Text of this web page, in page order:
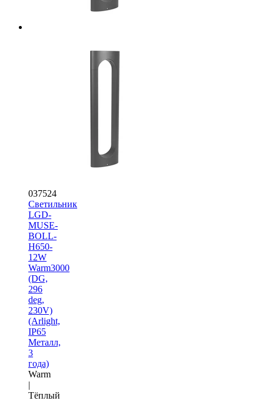
037524
Светильник
LGD-
MUSE-
BOLL-
H650-
12W
Warm3000
(DG,
296
deg,
230V)
(Arlight,
IP65
Металл,
3
года)
Warm
|
Тёплый